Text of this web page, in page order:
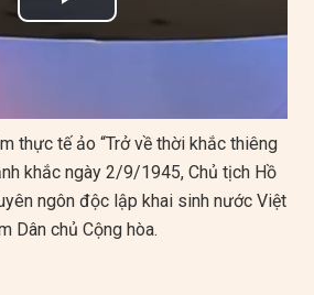
Play
thực tế ảo “Trở về thời khắc thiêng
khắc ngày 2/9/1945, Chủ tịch Hồ
ngôn độc lập khai sinh nước Việt
Dân chủ Cộng hòa.